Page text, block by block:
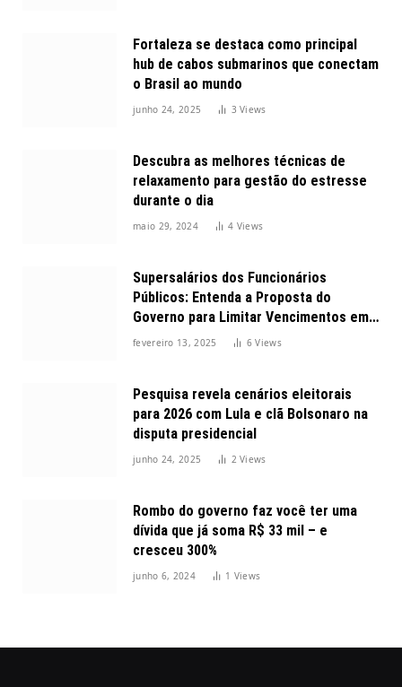
Fortaleza se destaca como principal
hub de cabos submarinos que conectam
o Brasil ao mundo
junho 24, 2025 3Views
Descubra as melhores técnicas de
relaxamento para gestão do estresse
durante o dia
maio 29, 2024 4 Views
Supersalários dos Funcionários
Públicos: Entenda a Proposta do
Governo para Limitar Vencimentos em
2025
fevereiro 13, 2025 6Views
Pesquisa revela cenários eleitorais
para 2026 com Lula e clã Bolsonaro na
disputa presidencial
junho 24, 2025 2Views
Rombo do governo faz você ter uma
dívida que já soma R$ 33 mil – e
cresceu 300%
junho 6, 2024 1 Views